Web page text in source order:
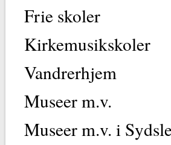
Frie skoler
Kirkemusikskoler
Vandrerhjem
Museer m.v.
Museer m.v. i